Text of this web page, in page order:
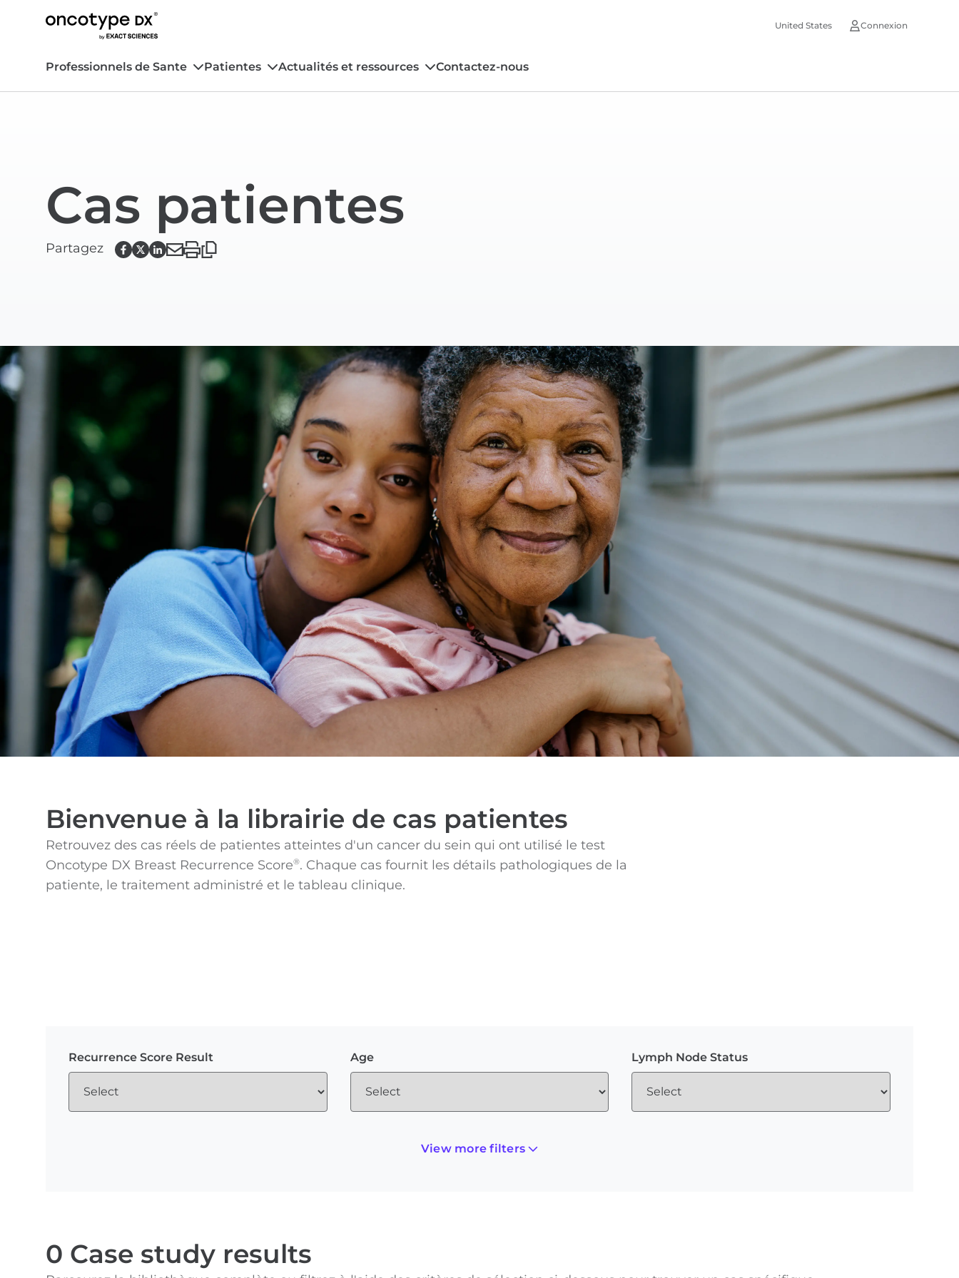
United States Connexion
Professionnels de Sante Patientes Actualités et ressources Contactez-nous
Cas patientes
Partagez
Bienvenue à la librairie de cas patientes
Retrouvez des cas réels de patientes atteintes d'un cancer du sein qui ont utilisé le test
Oncotype DX Breast Recurrence Score®. Chaque cas fournit les détails pathologiques de la
patiente, le traitement administré et le tableau clinique.
Recurrence Score Result Age Lymph Node Status
View more filters
0 Case study results